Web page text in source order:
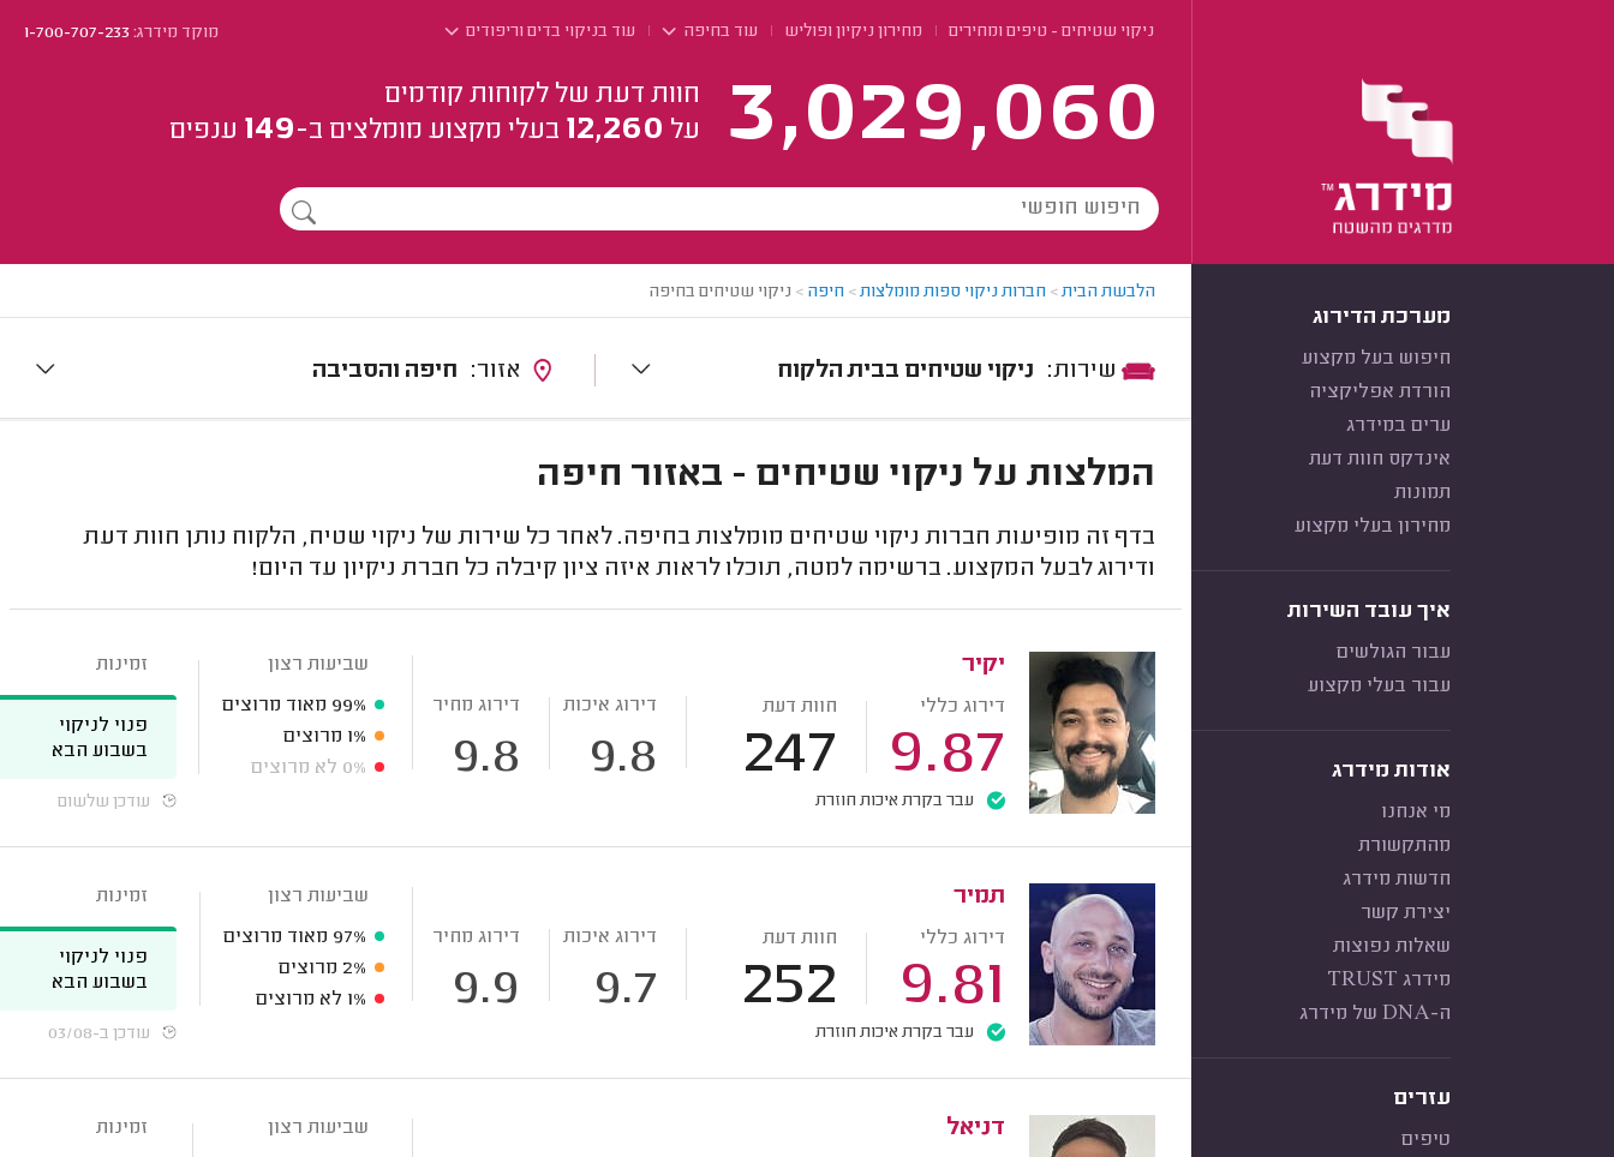
ניקוי שטיחים - טיפים ומחירים מחירון ניקיון ופוליש עוד בחיפה עוד בניקוי בדים וריפודים מוקד מידרג:1-700-707-233
3,029,060
חוות דעת של לקוחות קודמים
על 12,260 בעלי מקצוע מומלצים ב-149 ענפים
מערכת הדירוג
חיפוש בעל מקצוע
הורדת אפליקציה
ערים במידרג
אינדקס חוות דעת
תמונות
מחירון בעלי מקצוע
איך עובד השירות
עבור הגולשים
עבור בעלי מקצוע
אודות מידרג
מי אנחנו
מהתקשורת
חדשות מידרג
יצירת קשר
שאלות נפוצות
מידרג TRUST
ה-DNA של מידרג
עזרים
טיפים
הלבשת הבית> חברות ניקוי ספות מומלצות> חיפה > ניקוי שטיחים בחיפה
ניקוי שטיחים בבית הלקוח חיפה והסביבה
המלצות על ניקוי שטיחים - באזור חיפה
בדף זה מופיעות חברות ניקוי שטיחים מומלצות בחיפה. לאחר כל שירות של ניקוי שטיח, הלקוח נותן חוות דעת
ודירוג לבעל המקצוע. ברשימה למטה, תוכלו לראות איזה ציון קיבלה כל חברת ניקיון עד היום!
יקיר
דירוג כללי
9.87
חוות דעת
247
דירוג איכות
9.8
דירוג מחיר
9.8
עבר בקרת איכות חוזרת
שביעות רצון
99% מאוד מרוצים
1% מרוצים
0% לא מרוצים
זמינות
פנוי לניקוי
בשבוע הבא
עודכן שלשום
תמיר
דירוג כללי
9.81
חוות דעת
252
דירוג איכות
9.7
דירוג מחיר
9.9
עבר בקרת איכות חוזרת
שביעות רצון
97% מאוד מרוצים
2% מרוצים
1% לא מרוצים
זמינות
פנוי לניקוי
בשבוע הבא
עודכן ב-03/08
דניאל
שביעות רצון
זמינות